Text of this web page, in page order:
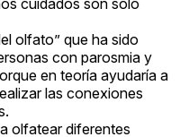
olfato” que ha sido
con parosmia y
en teoría ayudaría a
las conexiones
olfatear diferentes